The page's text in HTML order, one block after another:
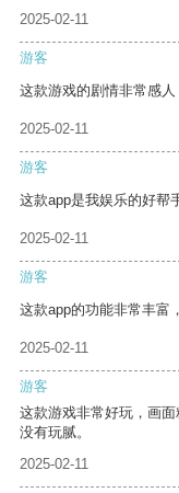
2025-02-11
游客
这款游戏的剧情非常感人
2025-02-11
游客
这款app是我娱乐的好帮
2025-02-11
游客
这款app的功能非常丰富
2025-02-11
游客
这款游戏非常好玩，画
没有玩腻。
2025-02-11